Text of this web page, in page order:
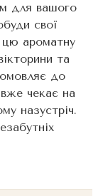
для вашого
свої
цю ароматну
та
до
чекає на
назустріч.